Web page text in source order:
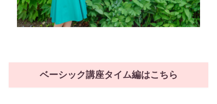
ベーシック講座タイム編はこちら